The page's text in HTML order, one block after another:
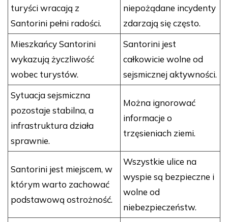
turyści wracają z
Santorini pełni radości.
niepożądane incydenty
zdarzają się często.
Mieszkańcy Santorini
wykazują życzliwość
wobec turystów.
Santorini jest
całkowicie wolne od
sejsmicznej aktywności.
Sytuacja sejsmiczna
pozostaje stabilna, a
infrastruktura działa
sprawnie.
Można ignorować
informacje o
trzęsieniach ziemi.
Santorini jest miejscem, w
którym warto zachować
podstawową ostrożność.
Wszystkie ulice na
wyspie są bezpieczne i
wolne od
niebezpieczeństw.